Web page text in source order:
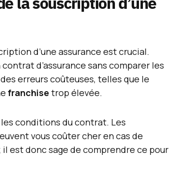
d’une assurance est crucial.
d’assurance sans comparer les
erreurs coûteuses, telles que le
franchise trop élevée.
conditions du contrat. Les
vous coûter cher en cas de
est donc sage de comprendre ce pour